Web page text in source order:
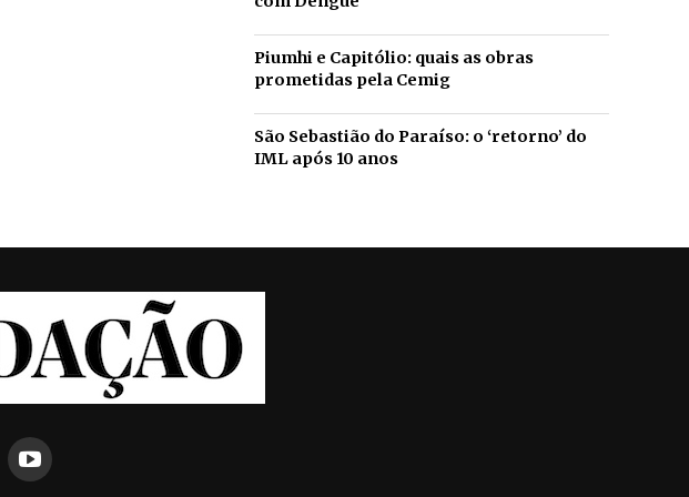
Piumhi e Capitólio: quais as obras
prometidas pela Cemig
São Sebastião do Paraíso: o ‘retorno’ do
IML após 10 anos